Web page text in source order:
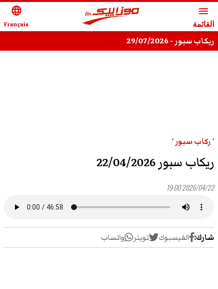
menu
القائمة
language
Français
ريكاب سبور - 29/07/2026
' ركاب سبور '
ريكاب سبور 22/04/2026
2026/04/22 19:00
شارك: الفيسبوك تويتر واتساب